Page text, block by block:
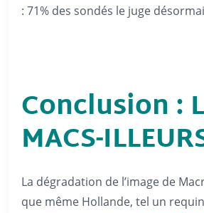
: 71% des sondés le juge
Conclusion :
MACS-
La dégradation de l’image de
que même Hollande, tel un